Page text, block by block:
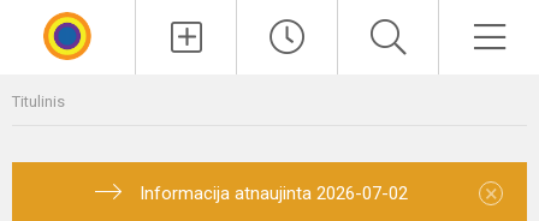
Titulinis
Informacija atnaujinta 2026-07-02 ×